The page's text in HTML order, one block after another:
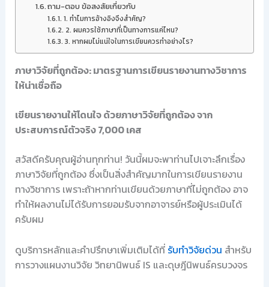
ถาม-ตอบ ข้อสงสัยเกี่ยวกับ
1. ทำไมการอ้างอิงจึงสำคัญ?
2. ผมควรใช้ภาษาที่เป็นทางการแค่ไหน?
3. หากผมไม่แน่ใจในการเขียนควรทำอย่างไร?
ภาษาวิจัยที่ถูกต้อง: มาตรฐานการเขียนรายงานทางวิชาการ
ให้น่าเชื่อถือ
เขียนรายงานให้โดนใจ ด้วยภาษาวิจัยที่ถูกต้อง จาก
ประสบการณ์ตัวจริง 7,000 เคส
สวัสดีครับคุณผู้อ่านทุกท่าน! วันนี้ผมจะพาท่านไปเจาะลึกเรื่อง
ภาษาวิจัยที่ถูกต้อง ซึ่งเป็นสิ่งสำคัญมากในการเขียนรายงาน
ทางวิชาการ เพราะถ้าหากท่านเขียนด้วยภาษาที่ไม่ถูกต้อง อาจ
ทำให้ผลงานไม่ได้รับการยอมรับจากอาจารย์หรือผู้ประเมินได้
ครับผม
ดูบริการหลักและคำปรึกษาเพิ่มเติมได้ที่ รับทำวิจัยด่วน สำหรับ
การวางแผนงานวิจัย วิทยานิพนธ์ IS และดุษฎีนิพนธ์ครบวงจร